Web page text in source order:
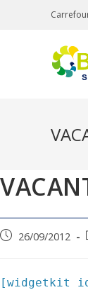
26/09/2012
[widgetkit